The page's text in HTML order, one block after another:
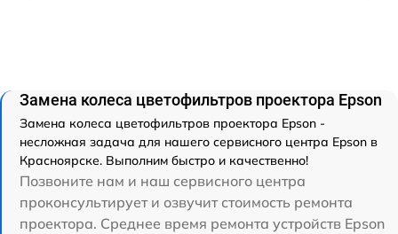
Замена колеса цветофильтров проектора Epson
Замена колеса цветофильтров проектора Epson -
несложная задача для нашего сервисного центра Epson в
Красноярске. Выполним быстро и качественно!
Позвоните нам и наш сервисного центра
проконсультирует и озвучит стоимость ремонта
проектора. Среднее время ремонта устройств Epson